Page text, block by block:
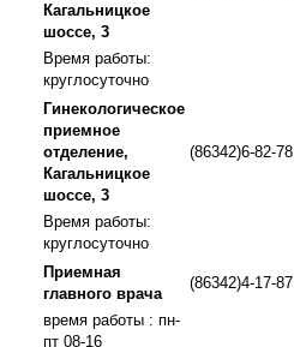
Кагальницкое
шоссе, 3
Время работы:
круглосуточно
Гинекологическое
приемное
отделение,
Кагальницкое
шоссе, 3
(86342)6-82-78
Время работы:
круглосуточно
Приемная
главного врача
(86342)4-17-87
время работы : пн-
пт 08-16